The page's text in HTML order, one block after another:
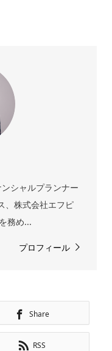
シャルプランナー
、株式会社エフピ
務め...
プロフィール
Share
RSS